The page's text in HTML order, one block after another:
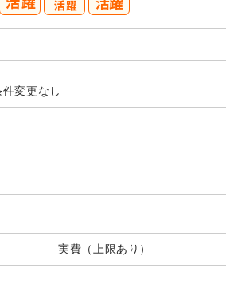
変更なし
実費（上限あり）